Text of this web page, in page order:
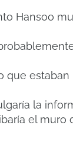
Hansoo
que
la
el muro